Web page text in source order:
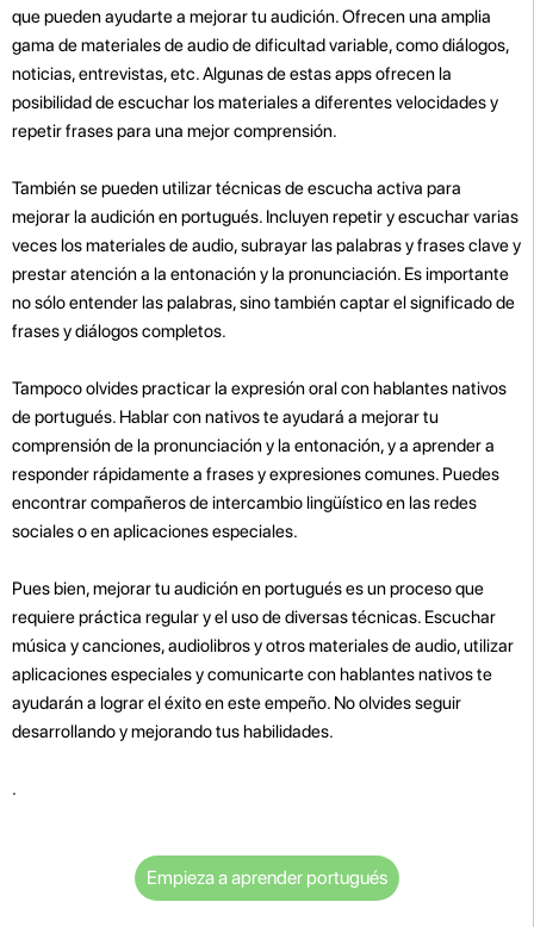
que pueden ayudarte a mejorar tu audición. Ofrecen una amplia
gama de materiales de audio de dificultad variable, como diálogos,
noticias, entrevistas, etc. Algunas de estas apps ofrecen la
posibilidad de escuchar los materiales a diferentes velocidades y
repetir frases para una mejor comprensión.
También se pueden utilizar técnicas de escucha activa para
mejorar la audición en portugués. Incluyen repetir y escuchar varias
veces los materiales de audio, subrayar las palabras y frases clave y
prestar atención a la entonación y la pronunciación. Es importante
no sólo entender las palabras, sino también captar el significado de
frases y diálogos completos.
Tampoco olvides practicar la expresión oral con hablantes nativos
de portugués. Hablar con nativos te ayudará a mejorar tu
comprensión de la pronunciación y la entonación, y a aprender a
responder rápidamente a frases y expresiones comunes. Puedes
encontrar compañeros de intercambio lingüístico en las redes
sociales o en aplicaciones especiales.
Pues bien, mejorar tu audición en portugués es un proceso que
requiere práctica regular y el uso de diversas técnicas. Escuchar
música y canciones, audiolibros y otros materiales de audio, utilizar
aplicaciones especiales y comunicarte con hablantes nativos te
ayudarán a lograr el éxito en este empeño. No olvides seguir
desarrollando y mejorando tus habilidades.
.
Empieza a aprender portugués